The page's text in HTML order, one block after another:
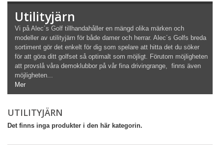
Utilityjärn
Vi på Alec´s Golf tillhandahåller en mängd olika märken och
modeller av utilityjärn för både damer och herrar. Alec´s Golfs breda
sortiment gör det enkelt för dig som spelare att hitta det du söker
för att göra ditt golfset så optimalt som möjligt. Förutom möjligheten
att provslå våra demoklubbor på vår fina drivingrange, finns även
möjligheten...
Mer
UTILITYJÄRN
Det finns inga produkter i den här kategorin.